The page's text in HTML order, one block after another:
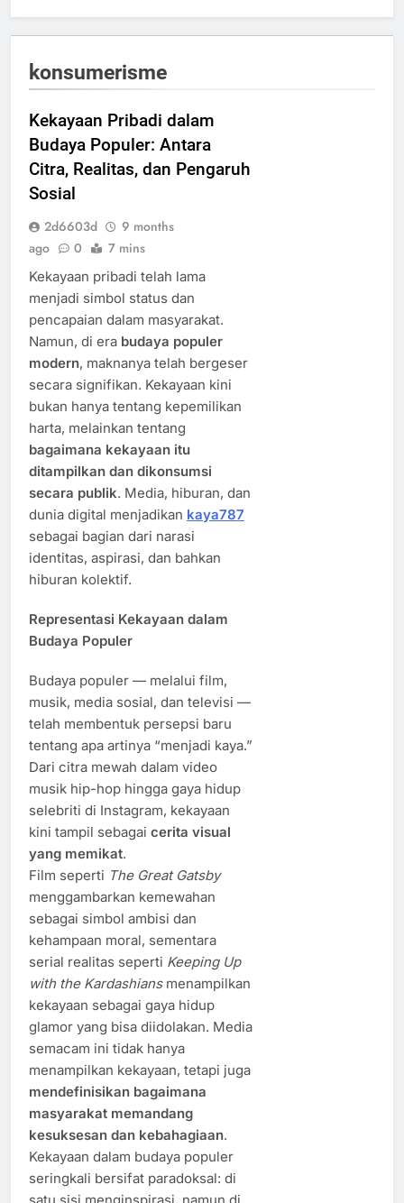
konsumerisme
Kekayaan Pribadi dalam
Budaya Populer: Antara
Citra, Realitas, dan Pengaruh
Sosial
2d6603d
9 months
ago
0 7 mins
Kekayaan pribadi telah lama
menjadi simbol status dan
pencapaian dalam masyarakat.
Namun, di era budaya populer
modern, maknanya telah bergeser
secara signifikan. Kekayaan kini
bukan hanya tentang kepemilikan
harta, melainkan tentang
bagaimana kekayaan itu
ditampilkan dan dikonsumsi
secara publik. Media, hiburan, dan
dunia digital menjadikan kaya787
sebagai bagian dari narasi
identitas, aspirasi, dan bahkan
hiburan kolektif.
Representasi Kekayaan dalam
Budaya Populer
Budaya populer — melalui film,
musik, media sosial, dan televisi —
telah membentuk persepsi baru
tentang apa artinya “menjadi kaya.”
Dari citra mewah dalam video
musik hip-hop hingga gaya hidup
selebriti di Instagram, kekayaan
kini tampil sebagai cerita visual
yang memikat.
Film seperti The Great Gatsby
menggambarkan kemewahan
sebagai simbol ambisi dan
kehampaan moral, sementara
serial realitas seperti Keeping Up
with the Kardashiansmenampilkan
kekayaan sebagai gaya hidup
glamor yang bisa diidolakan. Media
semacam ini tidak hanya
menampilkan kekayaan, tetapi juga
mendefinisikan bagaimana
masyarakat memandang
kesuksesan dan kebahagiaan.
Kekayaan dalam budaya populer
seringkali bersifat paradoksal: di